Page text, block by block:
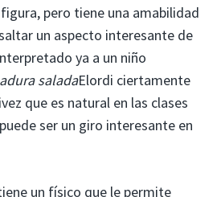
pero tiene una amabilidad
un aspecto interesante de
ya a un niño
saladaElordi ciertamente
que es natural en las clases
ser un giro interesante en
un físico que le permite